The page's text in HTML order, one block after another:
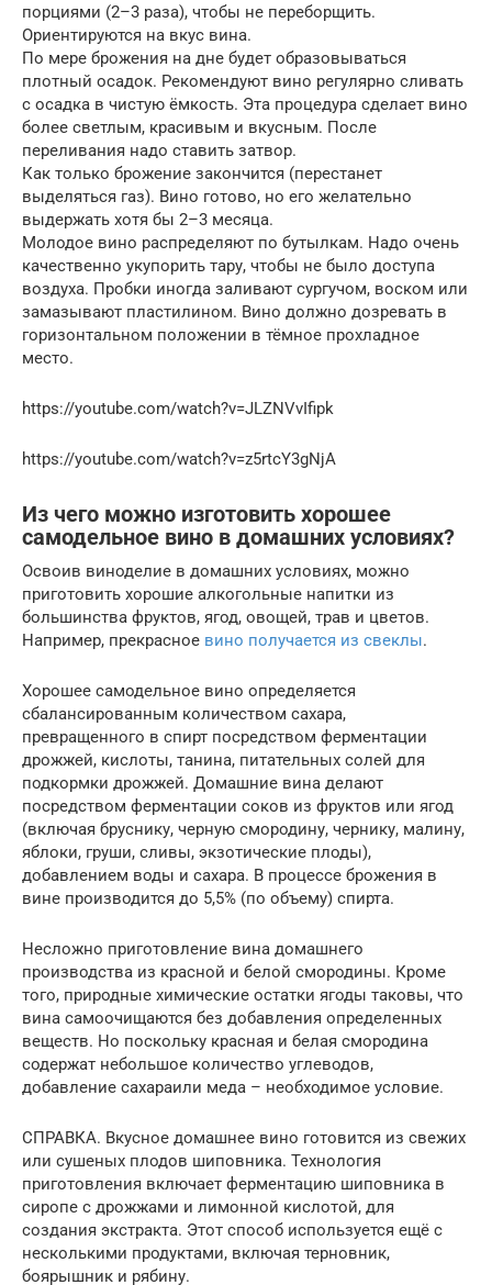
порциями (2–3 раза), чтобы не переборщить.
Ориентируются на вкус вина.
По мере брожения на дне будет образовываться
плотный осадок. Рекомендуют вино регулярно сливать
с осадка в чистую ёмкость. Эта процедура сделает вино
более светлым, красивым и вкусным. После
переливания надо ставить затвор.
Как только брожение закончится (перестанет
выделяться газ). Вино готово, но его желательно
выдержать хотя бы 2–3 месяца.
Молодое вино распределяют по бутылкам. Надо очень
качественно укупорить тару, чтобы не было доступа
воздуха. Пробки иногда заливают сургучом, воском или
замазывают пластилином. Вино должно дозревать в
горизонтальном положении в тёмное прохладное
место.
https://youtube.com/watch?v=JLZNVvIfipk
https://youtube.com/watch?v=z5rtcY3gNjA
Из чего можно изготовить хорошее
самодельное вино в домашних условиях?
Освоив виноделие в домашних условиях, можно
приготовить хорошие алкогольные напитки из
большинства фруктов, ягод, овощей, трав и цветов.
Например, прекрасное вино получается из свеклы.
Хорошее самодельное вино определяется
сбалансированным количеством сахара,
превращенного в спирт посредством ферментации
дрожжей, кислоты, танина, питательных солей для
подкормки дрожжей. Домашние вина делают
посредством ферментации соков из фруктов или ягод
(включая бруснику, черную смородину, чернику, малину,
яблоки, груши, сливы, экзотические плоды),
добавлением воды и сахара. В процессе брожения в
вине производится до 5,5% (по объему) спирта.
Несложно приготовление вина домашнего
производства из красной и белой смородины. Кроме
того, природные химические остатки ягоды таковы, что
вина самоочищаются без добавления определенных
веществ. Но поскольку красная и белая смородина
содержат небольшое количество углеводов,
добавление сахараили меда – необходимое условие.
СПРАВКА. Вкусное домашнее вино готовится из свежих
или сушеных плодов шиповника. Технология
приготовления включает ферментацию шиповника в
сиропе с дрожжами и лимонной кислотой, для
создания экстракта. Этот способ используется ещё с
несколькими продуктами, включая терновник,
боярышник и рябину.